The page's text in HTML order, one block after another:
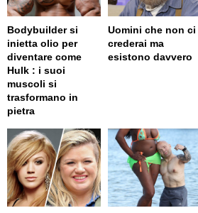
Bodybuilder si
inietta olio per
diventare come
Hulk : i suoi
muscoli si
trasformano in
pietra
Uomini che non ci
crederai ma
esistono davvero